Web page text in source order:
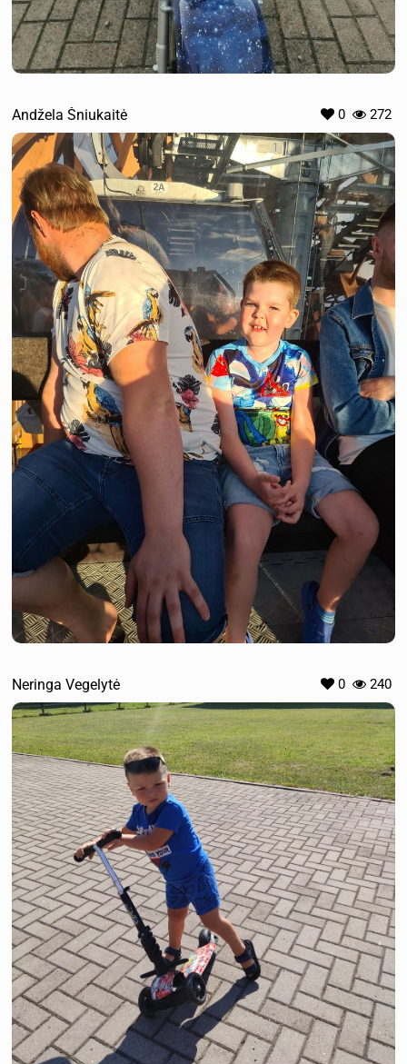
Andžela Šniukaitė 0 272
Neringa Vegelytė 0 240